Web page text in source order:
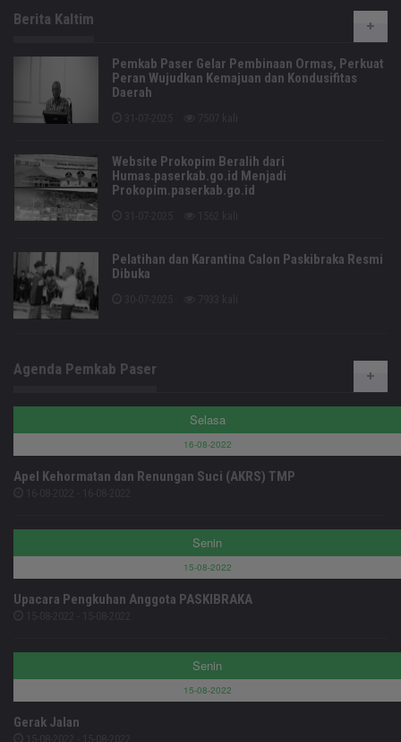
Berita Kaltim
Pemkab Paser Gelar Pembinaan Ormas, Perkuat
Peran Wujudkan Kemajuan dan Kondusifitas
Daerah
Website Prokopim Beralih dari
Humas.paserkab.go.id Menjadi
Prokopim.paserkab.go.id
Pelatihan dan Karantina Calon Paskibraka Resmi
Dibuka
Agenda Pemkab Paser
Selasa
16-08-2022
Apel Kehormatan dan Renungan Suci (AKRS) TMP
Senin
15-08-2022
Upacara Pengkuhan Anggota PASKIBRAKA
Senin
15-08-2022
Gerak Jalan